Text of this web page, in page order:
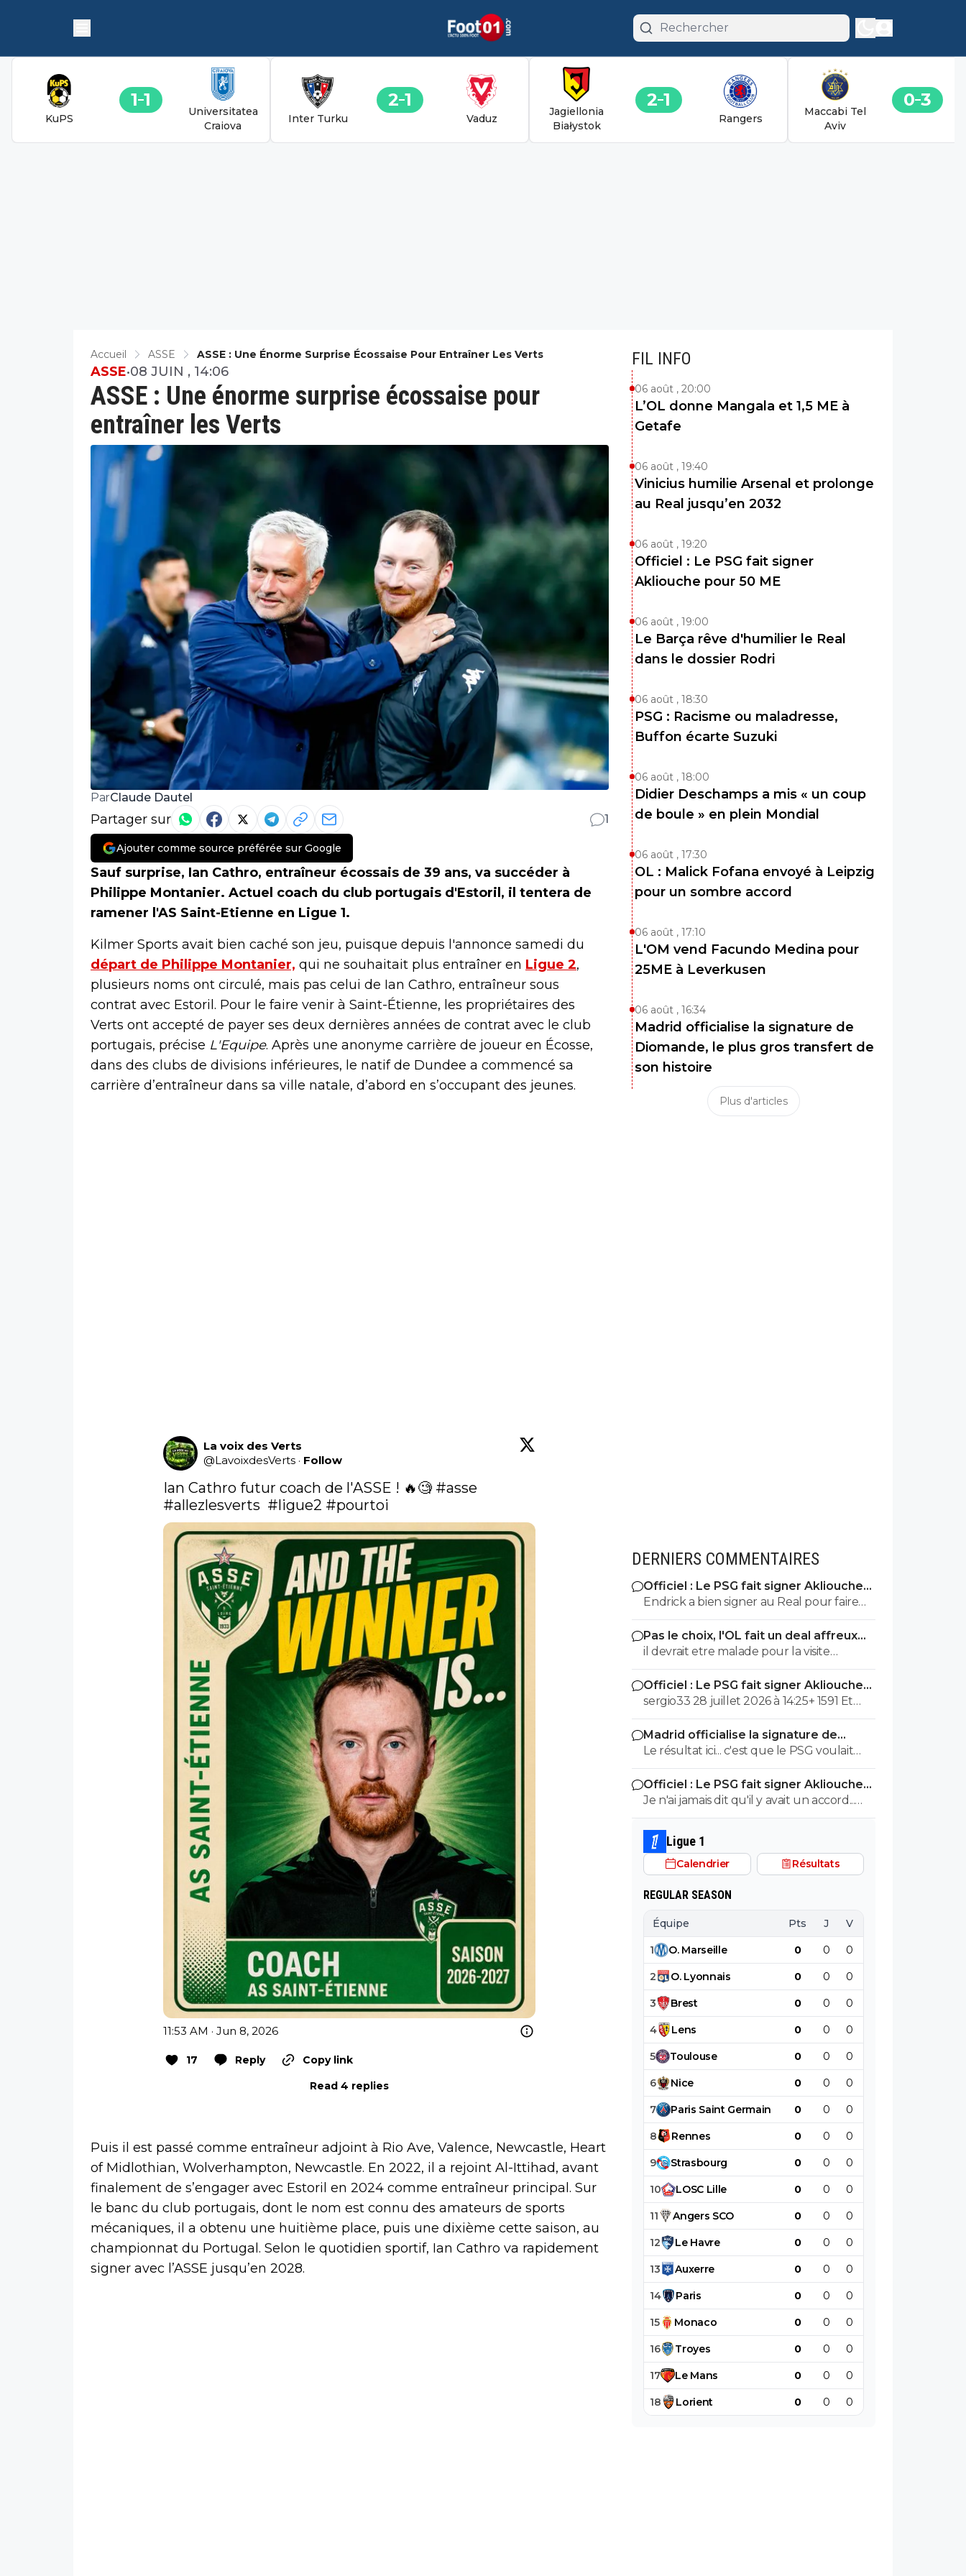
KuPS
1 1
Universitatea
Craiova
Inter Turku
2 1
Vaduz
Jagiellonia
Białystok
2 1
Rangers
Maccabi Tel
Aviv
0 3
Accueil ASSE ASSE : Une Énorme Surprise Écossaise Pour Entraîner Les Verts
ASSE : Une énorme surprise écossaise pour
entraîner les Verts
ASSE•08 JUIN , 14:06
ParClaude Dautel
Partager sur 1
Ajouter comme source préférée sur Google
Sauf surprise, Ian Cathro, entraîneur écossais de 39 ans, va succéder à
Philippe Montanier. Actuel coach du club portugais d'Estoril, il tentera de
ramener l'AS Saint-Etienne en Ligue 1.
Kilmer Sports avait bien caché son jeu, puisque depuis l'annonce samedi du
départ de Philippe Montanier, qui ne souhaitait plus entraîner en Ligue 2,
plusieurs noms ont circulé, mais pas celui de Ian Cathro, entraîneur sous
contrat avec Estoril. Pour le faire venir à Saint-Étienne, les propriétaires des
Verts ont accepté de payer ses deux dernières années de contrat avec le club
portugais, précise L'Equipe. Après une anonyme carrière de joueur en Écosse,
dans des clubs de divisions inférieures, le natif de Dundee a commencé sa
carrière d’entraîneur dans sa ville natale, d’abord en s’occupant des jeunes.
La voix des Verts
@LavoixdesVerts · Follow
Ian Cathro futur coach de l'ASSE ! 🔥🧐 #asse
#allezlesverts #ligue2 #pourtoi
11:53 AM · Jun 8, 2026
17 Reply
Copy link
Read 4 replies
Puis il est passé comme entraîneur adjoint à Rio Ave, Valence, Newcastle, Heart
of Midlothian, Wolverhampton, Newcastle. En 2022, il a rejoint Al-Ittihad, avant
finalement de s’engager avec Estoril en 2024 comme entraîneur principal. Sur
le banc du club portugais, dont le nom est connu des amateurs de sports
mécaniques, il a obtenu une huitième place, puis une dixième cette saison, au
championnat du Portugal. Selon le quotidien sportif, Ian Cathro va rapidement
signer avec l’ASSE jusqu’en 2028.
FIL INFO
06 août , 20:00
L’OL donne Mangala et 1,5 ME à
Getafe
06 août , 19:40
Vinicius humilie Arsenal et prolonge
au Real jusqu’en 2032
06 août , 19:20
Officiel : Le PSG fait signer
Akliouche pour 50 ME
06 août , 19:00
Le Barça rêve d'humilier le Real
dans le dossier Rodri
06 août , 18:30
PSG : Racisme ou maladresse,
Buffon écarte Suzuki
06 août , 18:00
Didier Deschamps a mis « un coup
de boule » en plein Mondial
06 août , 17:30
OL : Malick Fofana envoyé à Leipzig
pour un sombre accord
06 août , 17:10
L'OM vend Facundo Medina pour
25ME à Leverkusen
06 août , 16:34
Madrid officialise la signature de
Diomande, le plus gros transfert de
son histoire
Plus d'articles
DERNIERS COMMENTAIRES
Officiel : Le PSG fait signer Akliouche
pour 50 ME
Endrick a bien signer au Real pour faire
briller le banc des remplaçants, ça n a pas
l air de te déranger ?!
Pas le choix, l'OL fait un deal affreux
avec Getafe
il devrait etre malade pour la visite
medicale
Officiel : Le PSG fait signer Akliouche
pour 50 ME
sergio33 28 juillet 2026 à 14:25+ 1591 Et
pourtant... l'annonce officielle que Vinicius
est parisien la saison prochaine devrait vite
arriver. Pour qu il y ait une annonce il faut
une offre et un accord, n est ce pas le
mytho ?...
Madrid officialise la signature de
Diomande, le plus gros transfert de
Le résultat ici... c'est que le PSG voulait
Yan Diomandé qui avait donné son accord
au PSG... et qui a fini par signer au Real
Madrid. ^^
Officiel : Le PSG fait signer Akliouche
pour 50 ME
Je n'ai jamais dit qu'il y avait un accord...
mais que le PSG suivait de très près
Vinicius et qu'il y avait des contacts.
Vinicius a de bonnes chances d'atterrir à
Paris.
Ligue 1
Calendrier Résultats
REGULAR SEASON
Équipe Pts J V
1 O. Marseille 0 0 0
2 O. Lyonnais 0 0 0
3 Brest 0 0 0
4 Lens 0 0 0
5 Toulouse 0 0 0
6 Nice 0 0 0
7 Paris Saint Germain 0 0 0
8 Rennes 0 0 0
9 Strasbourg 0 0 0
10 LOSC Lille 0 0 0
11 Angers SCO 0 0 0
12 Le Havre 0 0 0
13 Auxerre 0 0 0
14 Paris 0 0 0
15 Monaco 0 0 0
16 Troyes 0 0 0
17 Le Mans 0 0 0
18 Lorient 0 0 0